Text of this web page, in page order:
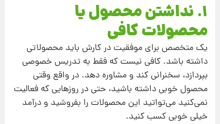
1. نداشتن محصول یا
محصولات كافی
یك متخصص برای موفقیت در كارش باید محصولاتی
داشته باشد. كافی نیست كه فقط به تدریس خصوصی
بپردازد، سخنرانی كند و مشاوره دهد. در واقع وقتی
محصول خوبی داشته باشید، حتی در روزهایی كه فعالیت
نمی‌كنید می‌تواتید این محصولات را بفروشید و درآمد
خیلی خوبی کسب کنید.